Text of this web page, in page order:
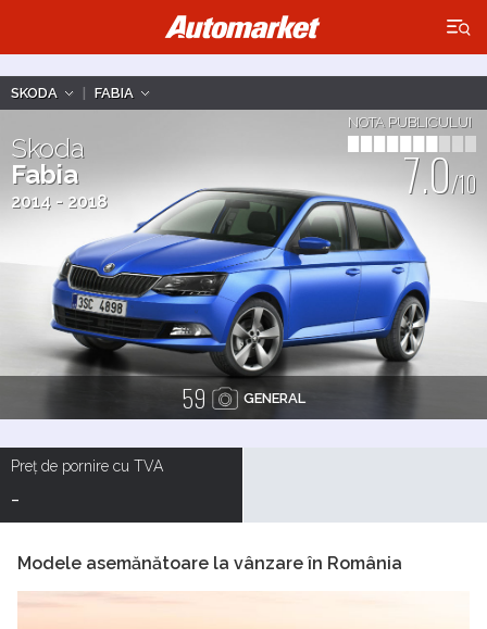
×
SKODA | FABIA
Skoda
Fabia
2014 - 2018
NOTA PUBLICULUI
7.0/10
59 GENERAL
Preț de pornire cu TVA
-
Modele asemănătoare la vânzare în România